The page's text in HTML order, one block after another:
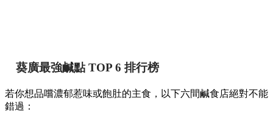
葵廣最強鹹點 TOP 6 排行榜
若你想品嚐濃郁惹味或飽肚的主食，以下六間鹹食店絕對不能
錯過：